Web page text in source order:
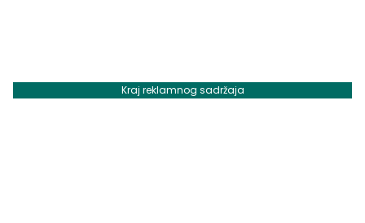
Kraj reklamnog sadržaja